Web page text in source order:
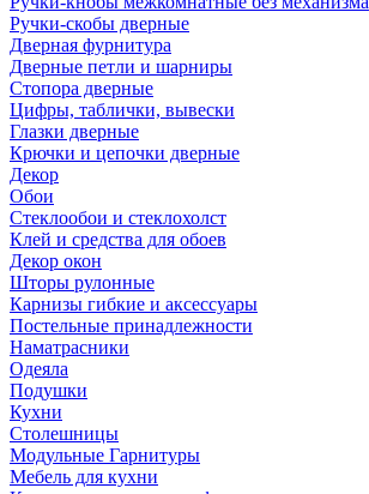
Ручки-скобы дверные
Дверная фурнитура
Дверные петли и шарниры
Стопора дверные
Цифры, таблички, вывески
Глазки дверные
Крючки и цепочки дверные
Декор
Обои
Стеклообои и стеклохолст
Клей и средства для обоев
Декор окон
Шторы рулонные
Карнизы гибкие и аксессуары
Постельные принадлежности
Наматрасники
Одеяла
Подушки
Кухни
Столешницы
Модульные Гарнитуры
Мебель для кухни